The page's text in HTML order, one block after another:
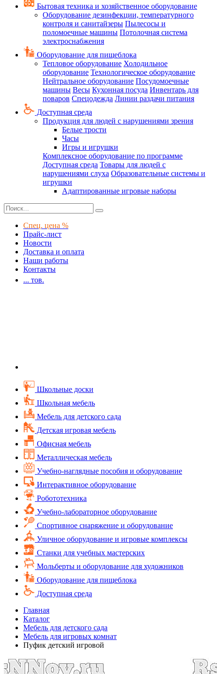
Бытовая техника и хозяйственное оборудование
Оборудование дезинфекции, температурного
контроля и санитайзеры Пылесосы и
поломоечные машины Потолочная система
электроснабжения
Оборудование для пищеблока
Тепловое оборудование Холодильное
оборудование Технологическое оборудование
Нейтральное оборудование Посудомоечные
машины Весы Кухонная посуда Инвентарь для
поваров Спецодежда Линии раздачи питания
Доступная среда
Продукция для людей с нарушениями зрения
Белые трости
Часы
Игры и игрушки
Комплексное оборудование по программе
Доступная среда Товары для людей с
нарушениями слуха Образовательные системы и
игрушки
Адаптированные игровые наборы
Спец. цена %
Прайс-лист
Новости
Доставка и оплата
Наши работы
Контакты
... тов.
Школьные доски
Школьная мебель
Мебель для детского сада
Детская игровая мебель
Офисная мебель
Металлическая мебель
Учебно-наглядные пособия и оборудование
Интерактивное оборудование
Робототехника
Учебно-лабораторное оборудование
Спортивное снаряжение и оборудование
Уличное оборудование и игровые комплексы
Cтанки для учебных мастерских
Мольберты и оборудование для художников
Оборудование для пищеблока
Доступная среда
Главная
Каталог
Мебель для детского сада
Мебель для игровых комнат
Пуфик детский игровой